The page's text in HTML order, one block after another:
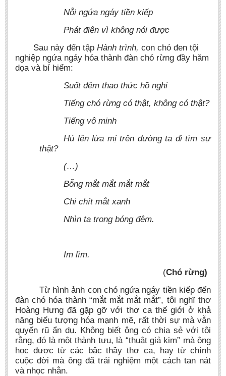
Nỗi ngứa ngáy tiền kiếp
Phát điên vì không nói được
Sau này đến tập Hành trình, con chó đen tội
nghiệp ngứa ngáy hóa thành đàn chó rừng đầy hăm
dọa và bí hiểm:
Suốt đêm thao thức hồ nghi
Tiếng chó rừng có thật, không có thật?
Tiếng vô minh
Hú lên lừa mị trên đường ta đi tìm sự
thật?
(…)
Bỗng mắt mắt mắt mắt
Chi chít mắt xanh
Nhìn ta trong bóng đêm.
Im lìm.
(Chó rừng)
Từ hình ảnh con chó ngứa ngáy tiền kiếp đến
đàn chó hóa thành “mắt mắt mắt mắt”, tôi nghĩ thơ
Hoàng Hưng đã gặp gỡ với thơ ca thế giới ở khả
năng biểu tượng hóa mạnh mẽ, rất thời sự mà vẫn
quyến rũ ẩn dụ. Không biết ông có chia sẻ với tôi
rằng, đó là một thành tựu, là “thuật giả kim” mà ông
học được từ các bậc thầy thơ ca, hay từ chính
cuộc đời mà ông đã trải nghiệm một cách tan nát
và nhọc nhằn.